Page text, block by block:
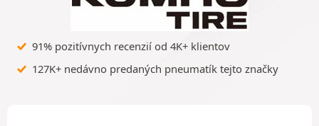
91% pozitívnych recenzií od 4K+ klientov
127K+ nedávno predaných pneumatík tejto značky